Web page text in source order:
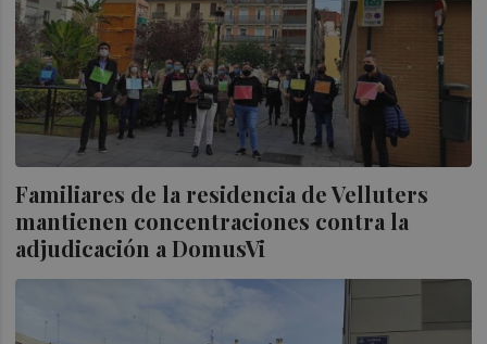
Familiares de la residencia de Velluters
mantienen concentraciones contra la
adjudicación a DomusVi